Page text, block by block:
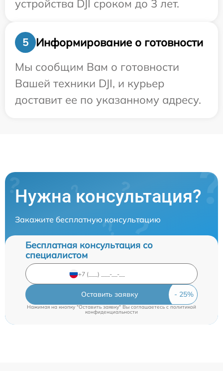
устройства DJI сроком до 3 лет.
5
Информирование о готовности
Мы сообщим Вам о готовности
Вашей техники DJI, и курьер
доставит ее по указанному адресу.
Нужна консультация?
Закажите бесплатную консультацию
Бесплатная консультация со
специалистом
Оставить заявку
Нажимая на кнопку "Оставить заявку" Вы соглашаетесь c политикой
конфиденциальности